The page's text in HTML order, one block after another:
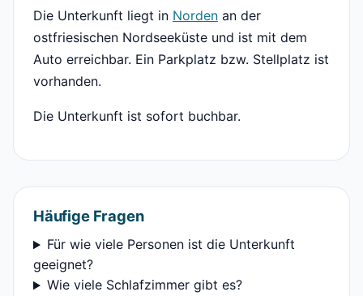
Die Unterkunft liegt in Norden an der
ostfriesischen Nordseeküste und ist mit dem
Auto erreichbar. Ein Parkplatz bzw. Stellplatz ist
vorhanden.
Die Unterkunft ist sofort buchbar.
Häufige Fragen
Für wie viele Personen ist die Unterkunft
geeignet?
Wie viele Schlafzimmer gibt es?